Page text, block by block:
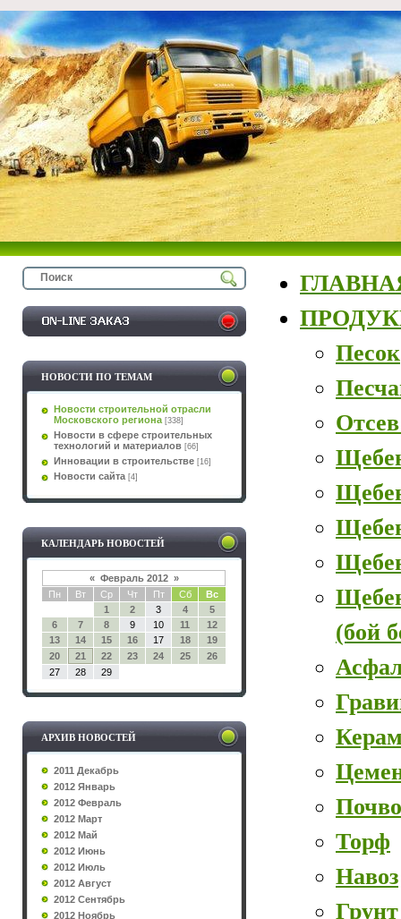
НОВОСТИ ПО ТЕМАМ
Новости строительной отрасли
Московского региона [338]
Новости в сфере строительных
технологий и материалов [66]
Инновации в строительстве [16]
Новости сайта [4]
КАЛЕНДАРЬ НОВОСТЕЙ
« Февраль 2012 »
Пн
Вт Ср Чт Пт Сб
Вс
1
2 3 4
5
6
7 8 9 10 11
12
13
14 15 16 17 18
19
20
21 22 23 24 25
26
27
28 29
АРХИВ НОВОСТЕЙ
2011 Декабрь
2012 Январь
2012 Февраль
2012 Март
2012 Май
2012 Июнь
2012 Июль
2012 Август
2012 Сентябрь
2012 Ноябрь
Песок
(бой
Торф
Навоз
Грунт